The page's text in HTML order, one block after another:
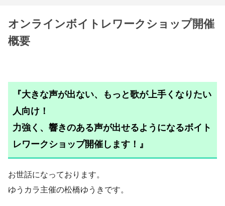
オンラインボイトレワークショップ開催
概要
『大きな声が出ない、もっと歌が上手くなりたい
人向け！
力強く、響きのある声が出せるようになるボイト
レワークショップ開催します！』
お世話になっております。
ゆうカラ主催の松橋ゆうきです。